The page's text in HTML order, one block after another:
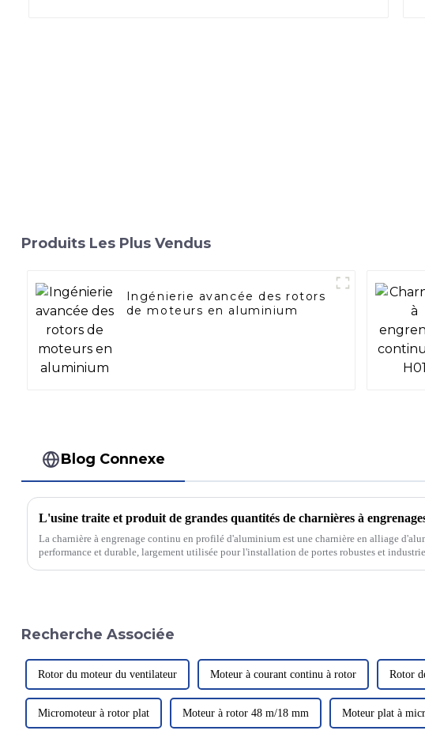
Produits Les Plus Vendus
Ingénierie avancée des rotors
de moteurs en aluminium
Blog Connexe
L'usine traite et produit de grandes quantités de charnières à
La charnière à engrenage continu en profilé d'aluminium est une charnière en alliage
performance et durable, largement utilisée pour l'installation de portes robustes et
Recherche Associée
Rotor du moteur du ventilateur Moteur à courant continu à rotor Rotor
Micromoteur à rotor plat Moteur à rotor 48 m/18 mm Moteur plat à